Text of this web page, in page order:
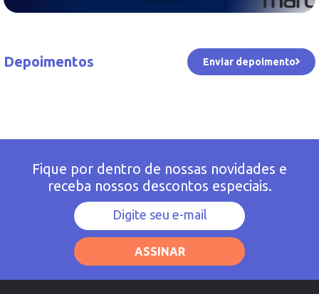
Depoimentos Enviar depoimento
Fique por dentro de nossas novidades e
receba nossos descontos especiais.
ASSINAR